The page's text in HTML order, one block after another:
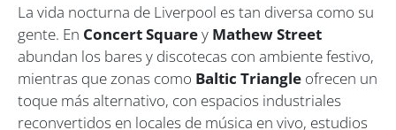
La vida nocturna de Liverpool es tan diversa como su
gente. En Concert Squarey Mathew Street
abundan los bares y discotecas con ambiente festivo,
mientras que zonas como Baltic Triangle ofrecen un
toque más alternativo, con espacios industriales
reconvertidos en locales de música en vivo, estudios